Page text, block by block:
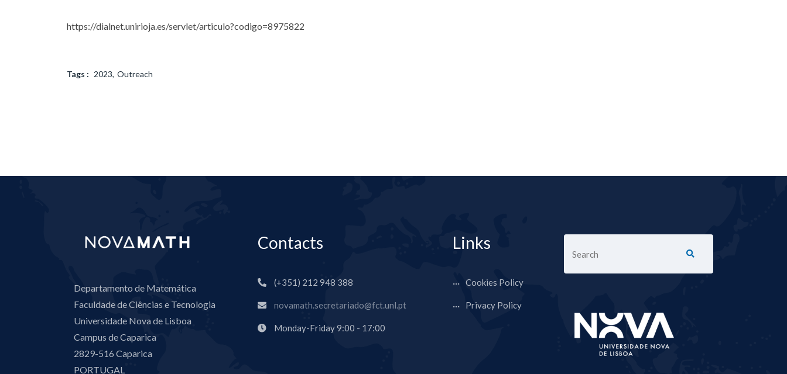
https://dialnet.unirioja.es/servlet/articulo?codigo=8975822
Tags : 2023 Outreach
Departamento de Matemática
Faculdade de Ciências e Tecnologia
Universidade Nova de Lisboa
Campus de Caparica
2829-516 Caparica
PORTUGAL
Contacts
(+351) 212 948 388
novamath.secretariado@fct.unl.pt
Monday-Friday 9:00 - 17:00
Links
Cookies Policy
Privacy Policy